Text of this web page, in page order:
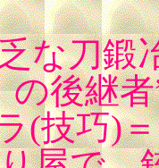
刀鍛
の後継
(技巧)